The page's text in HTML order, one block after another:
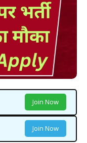
Join Now
Join Now